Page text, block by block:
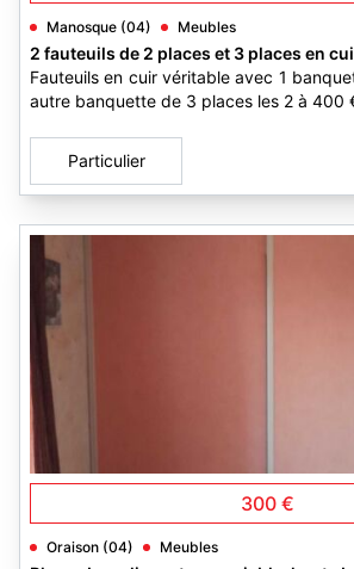
Manosque (04) Meubles
2 fauteuils de 2 places et 3 places en
Fauteuils en cuir véritable avec 1
autre banquette de 3 places les 2 à 400
Particulier
300 €
Oraison (04) Meubles